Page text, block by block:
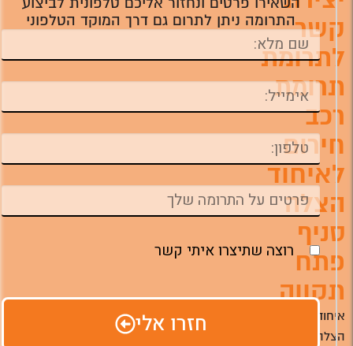
קשר
לתרומת
תרומת
רכב
חירום
לאיחוד
הצלה
סניף
פתח
תקווה
איחוד
הצלה
התרומה ניתן לתרום גם דרך המוקד הטלפוני
רוצה שתיצרו איתי קשר
חזרו אלי